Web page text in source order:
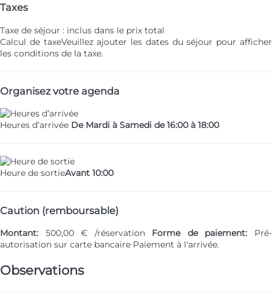
Taxes
Taxe de séjour : inclus dans le prix total
Calcul de taxeVeuillez ajouter les dates du séjour pour afficher
les conditions de la taxe.
Organisez votre agenda
Heures d’arrivée De Mardi à Samedi de 16:00 à 18:00
Heure de sortieAvant 10:00
Caution (remboursable)
Montant: 500,00 € /réservation Forme de paiement: Pré-
autorisation sur carte bancaire Paiement à l'arrivée.
Observations